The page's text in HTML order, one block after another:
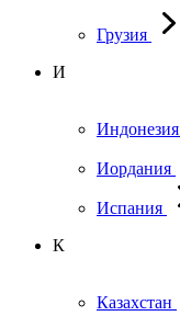
Грузия
И
Индонезия
Иордания
Испания
К
Казахстан